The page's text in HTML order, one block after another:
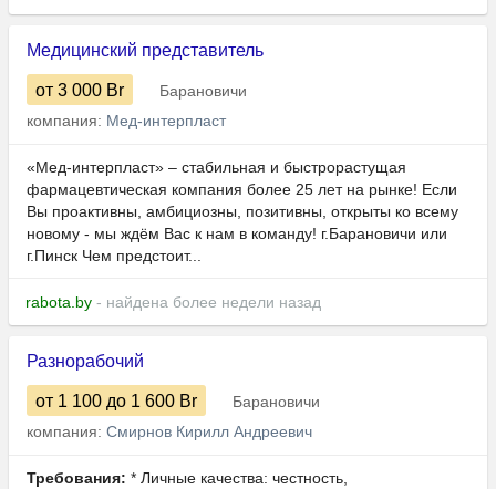
Медицинский представитель
от 3 000 Br
Барановичи
компания: Мед-интерпласт
«Мед-интерпласт» – стабильная и быстрорастущая
фармацевтическая компания более 25 лет на рынке! Если
Вы проактивны, амбициозны, позитивны, открыты ко всему
новому - мы ждём Вас к нам в команду! г.Барановичи или
г.Пинск Чем предстоит...
rabota.by - найдена более недели назад
Разнорабочий
от 1 100 до 1 600 Br
Барановичи
компания: Смирнов Кирилл Андреевич
Требования: * Личные качества: честность,